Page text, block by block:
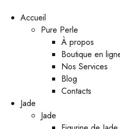
Accueil
Pure Perle
À propos
Boutique en
Nos Services
Blog
Contacts
Jade
Jade